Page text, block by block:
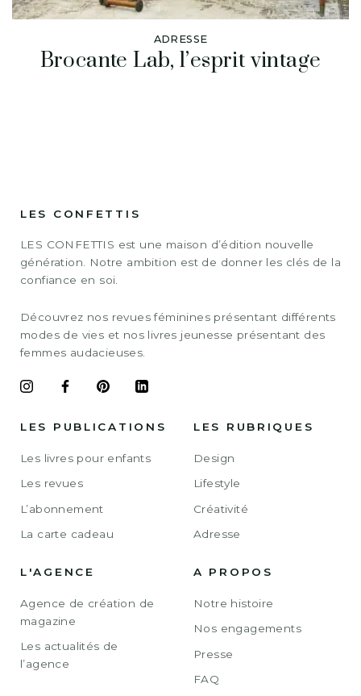
ADRESSE
Brocante Lab, l’esprit vintage
LES CONFETTIS
LES CONFETTIS est une maison d’édition nouvelle
génération. Notre ambition est de donner les clés de la
confiance en soi.
Découvrez nos revues féminines présentant différents
modes de vies et nos livres jeunesse présentant des
femmes audacieuses.
LES PUBLICATIONS
Les livres pour enfants
Les revues
L’abonnement
La carte cadeau
LES RUBRIQUES
Design
Lifestyle
Créativité
Adresse
L'AGENCE
Agence de création de
magazine
Les actualités de
l’agence
A PROPOS
Notre histoire
Nos engagements
Presse
FAQ